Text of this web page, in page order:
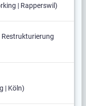
| Rapperswil)
| Köln)